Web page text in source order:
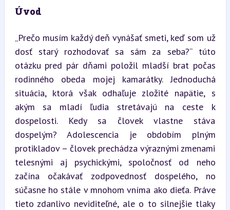
Úvod
„Prečo musím každý deň vynášať smeti, keď som už
dosť starý rozhodovať sa sám za seba?“ túto
otázku pred pár dňami položil mladší brat počas
rodinného obeda mojej kamarátky. Jednoduchá
situácia, ktorá však odhaľuje zložité napätie, s
akým sa mladí ľudia stretávajú na ceste k
dospelosti. Kedy sa človek vlastne stáva
dospelým? Adolescencia je obdobím plným
protikladov – človek prechádza výraznými zmenami
telesnými aj psychickými, spoločnosť od neho
začína očakávať zodpovednosť dospelého, no
súčasne ho stále v mnohom vníma ako dieťa. Práve
tieto zdanlivo neviditeľné, ale o to silnejšie tlaky